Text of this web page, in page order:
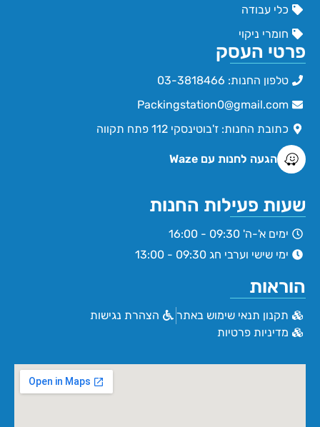
כלי עבודה
חומרי ניקוי
פרטי העסק
טלפון החנות: 03-3818466
Packingstation0@gmail.com
כתובת החנות: ז'בוטינסקי 112 פתח תקווה
הגעה לחנות עם Waze
שעות פעילות החנות
ימים א'-ה' 09:30 - 16:00
ימי שישי וערבי חג 09:30 - 13:00
הוראות
תקנון תנאי שימוש באתר
הצהרת נגישות
מדיניות פרטיות